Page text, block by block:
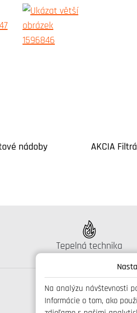
Na analýzu návštevnosti
Informácie o tom, ako
nádoby
AKCIA
Katalógus:
Tepelná technika